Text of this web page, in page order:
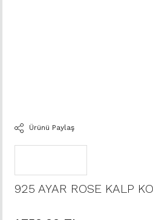
Ürünü Paylaş
925 AYAR ROSE KALP